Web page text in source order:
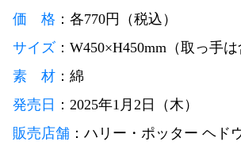
価
格 ：各770円（税込）
サイズ ：W450×H450mm（取っ手は
素 材 ：綿
発売日 ：2025年1月2日（木）
販売店舗 ：ハリー・ポッター ヘド